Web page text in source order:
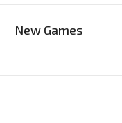
New Games